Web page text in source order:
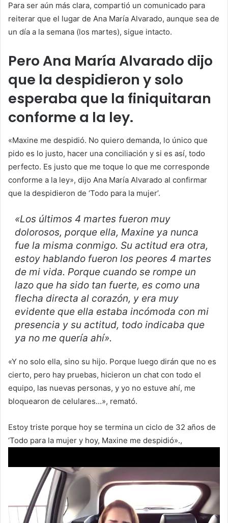
Para ser aún más clara, compartió un comunicado para
reiterar que el lugar de Ana María Alvarado, aunque sea de
un día a la semana (los martes), sigue intacto.
Pero Ana María Alvarado dijo
que la despidieron y solo
esperaba que la finiquitaran
conforme a la ley.
«Maxine me despidió. No quiero demanda, lo único que
pido es lo justo, hacer una conciliación y si es así, todo
perfecto. Es justo que me toque lo que me corresponde
conforme a la ley», dijo Ana María Alvarado al confirmar
que la despidieron de ‘Todo para la mujer’.
«Los últimos 4 martes fueron muy
dolorosos, porque ella, Maxine ya nunca
fue la misma conmigo. Su actitud era otra,
estoy hablando fueron los peores 4 martes
de mi vida. Porque cuando se rompe un
lazo que ha sido tan fuerte, es como una
flecha directa al corazón, y era muy
evidente que ella estaba incómoda con mi
presencia y su actitud, todo indicaba que
ya no me quería ahí».
«Y no solo ella, sino su hijo. Porque luego dirán que no es
cierto, pero hay pruebas, hicieron un chat con todo el
equipo, las nuevas personas, y yo no estuve ahí, me
bloquearon de celulares…», remató.
Estoy triste porque hoy se termina un ciclo de 32 años de
‘Todo para la mujer y hoy, Maxine me despidió».,